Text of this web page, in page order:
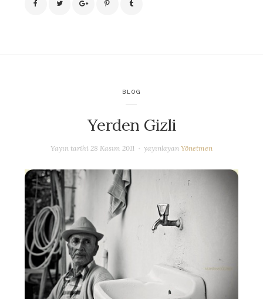
BLOG
Yerden Gizli
Yayın tarihi 28 Kasım 2011 yayınlayanYönetmen